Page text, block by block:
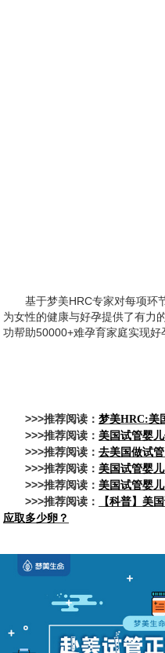
基于梦美HRC专家对每项环
为女性的健康与好孕提供了有力
功帮助50000+难孕育家庭实现好
>>>推荐阅读： 梦美HRC:美
>>>推荐阅读： 美国试管婴
>>>推荐阅读： 去美国做试
>>>推荐阅读： 美国试管婴
>>>推荐阅读： 美国试管婴
>>>推荐阅读：
【科普】美
应取多少卵？